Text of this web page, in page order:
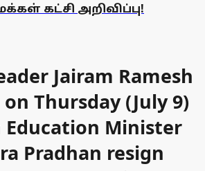
கட்சி அறிவிப்பு!
Jairam Ramesh
Thursday (July 9)
Minister
Pradhan resign